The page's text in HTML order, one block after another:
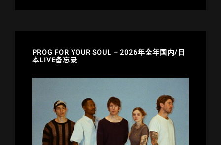
PROG FOR YOUR SOUL – 2026年全年国内/日
本LIVE备忘录